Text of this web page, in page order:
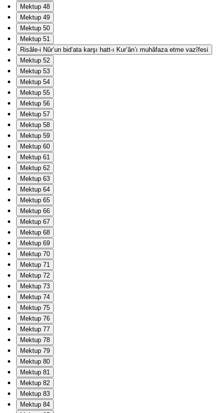
Mektup 48
Mektup 49
Mektup 50
Mektup 51
Risâle-i Nûr’un bid‘ata karşı hatt-ı Kur’ân’ı muhâfaza etme vazîfesi
Mektup 52
Mektup 53
Mektup 54
Mektup 55
Mektup 56
Mektup 57
Mektup 58
Mektup 59
Mektup 60
Mektup 61
Mektup 62
Mektup 63
Mektup 64
Mektup 65
Mektup 66
Mektup 67
Mektup 68
Mektup 69
Mektup 70
Mektup 71
Mektup 72
Mektup 73
Mektup 74
Mektup 75
Mektup 76
Mektup 77
Mektup 78
Mektup 79
Mektup 80
Mektup 81
Mektup 82
Mektup 83
Mektup 84